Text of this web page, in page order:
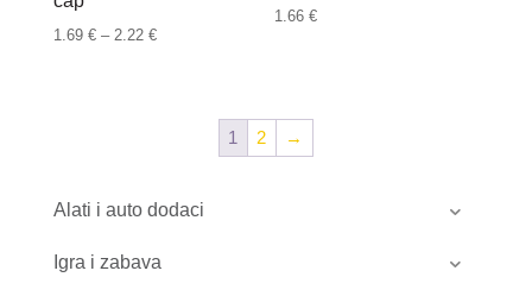
Alati i auto dodaci
Igra i zabava
1.69 € – 2.22 €Raspon
1.66€
1 2 →